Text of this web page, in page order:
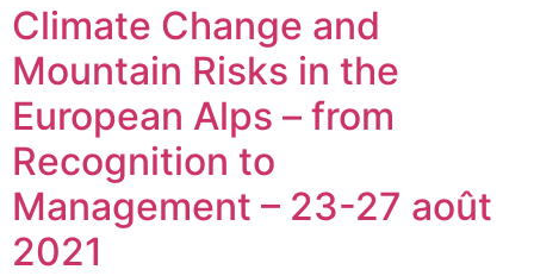
Climate Change and
Mountain Risks in the
European Alps – from
Recognition to
Management – 23-27 août
2021